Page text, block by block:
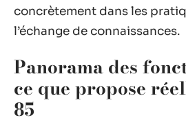
concrètement dans les
l’échange de connaissances.
Panorama des
ce que propose
85